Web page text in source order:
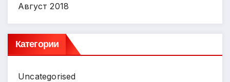
Август 2018
Категории
Uncategorised